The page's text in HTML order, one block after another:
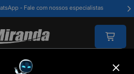
- Fale com nossos especialistas